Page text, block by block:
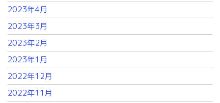
2023年4月
2023年3月
2023年2月
2023年1月
2022年12月
2022年11月